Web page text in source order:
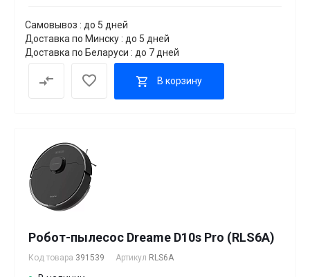
Самовывоз : до 5 дней
Доставка по Минску : до 5 дней
Доставка по Беларуси : до 7 дней
В корзину
Робот-пылесос Dreame D10s Pro (RLS6A)
Код товара 391539 Артикул RLS6A